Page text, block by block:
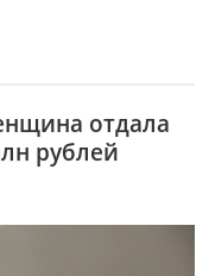
отдала
рублей